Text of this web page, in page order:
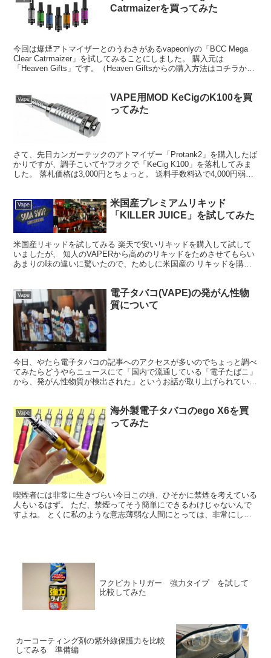
Catrmaizerを買ってみた
今回は爆煙アトマイザーとのうわさがあるvapeonlyの「BCC Mega
Clear Catrmaizer」を試してみることにしました。 購入元は
「Heaven Gifts」です。（Heaven Giftsからの購入方法はコチラか
Vape
VAPE用MOD KeCigのK100を買
ってみた
さて、先日カンガーテックのアトマイザー「Protank2」を購入したば
かりですが、調子こいてヤフオクで「KeCig K100」を落札してみま
した。 落札価格は3,000円とちょっと。 送料手数料込で4,000円弱。
Vape
米国産プレミアムリキッド
「KILLER JUICE」を試してみた
米国産リキッドを試してみる 楽天で安いリキッドを購入して試して
いましたが、 知人のVAPERから高めのリキッドをためさせてもらい
あまりの味の違いに驚いたので、ためしに米国産の リキッドを購入
Vape
電子タバコ(VAPE)の発がん性物
質について
今日、やたら電子タバコの記事へのアクセスが多いのでちょっと調べ
てみたらどうやらニュースにて「国内で流通している「電子たばこ」
から、発がん性物質が検出された」というお話が取り上げられていた
Vape
海外製電子タバコのego X6を買
ってみた
喫煙者には非常に生きづらい今日この頃、ひそかに禁煙を考えている
人もいるはず。 ただ、禁煙ってそう簡単にできるわけじゃないんで
すよね。 とくに私のような意志薄弱な人間にとっては、非常にしん
フクピカトリガー 強力タイプ を試して
比較してみた
カーコーティング剤の紫外線保護力を比較
してみる 準備編